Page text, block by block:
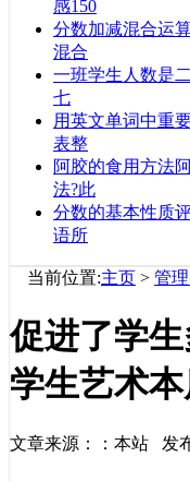
感150
分数加减混合运
混合
一班学生人数是
七
用英文单词中重
表整
阿胶的食用方法
法?此
分数的基本性质
语所
当前位置:主页 > 管
促进了学
学生艺术
文章来源：：本站 发